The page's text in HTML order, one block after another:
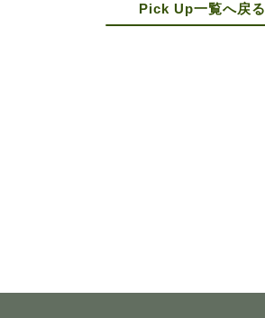
Pick Up一覧へ戻る